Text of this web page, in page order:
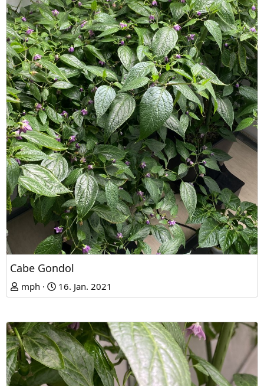
Cabe Gondol
mph 16. Jan. 2021